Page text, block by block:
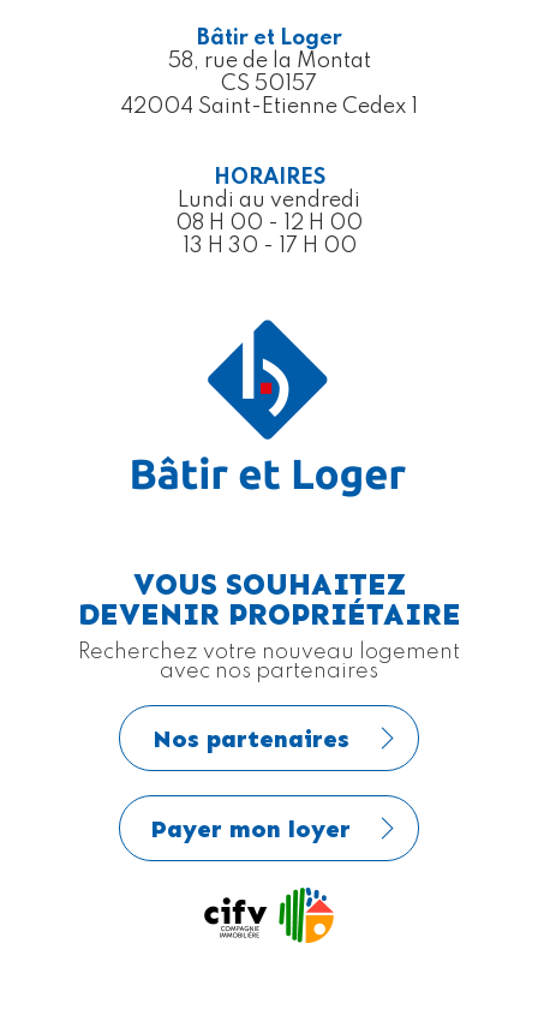
Bâtir et Loger
58, rue de la Montat
CS 50157
42004 Saint-Etienne Cedex 1
HORAIRES
Lundi au vendredi
08 H 00 - 12 H 00
13 H 30 - 17 H 00
VOUS SOUHAITEZ
DEVENIR PROPRIÉTAIRE
Recherchez votre nouveau logement
avec nos partenaires
Nos partenaires
Payer mon loyer